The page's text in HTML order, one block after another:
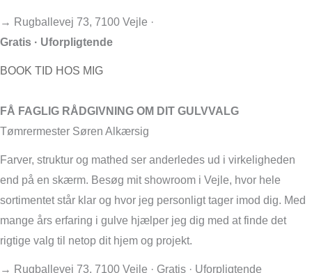
→ Rugballevej 73, 7100 Vejle ·
Gratis · Uforpligtende
BOOK TID HOS MIG
FÅ FAGLIG RÅDGIVNING OM DIT GULVVALG
Tømrermester Søren Alkærsig
Farver, struktur og mathed ser anderledes ud i virkeligheden
end på en skærm. Besøg mit showroom i Vejle, hvor hele
sortimentet står klar og hvor jeg personligt tager imod dig. Med
mange års erfaring i gulve hjælper jeg dig med at finde det
rigtige valg til netop dit hjem og projekt.
→ Rugballevej 73, 7100 Vejle · Gratis · Uforpligtende